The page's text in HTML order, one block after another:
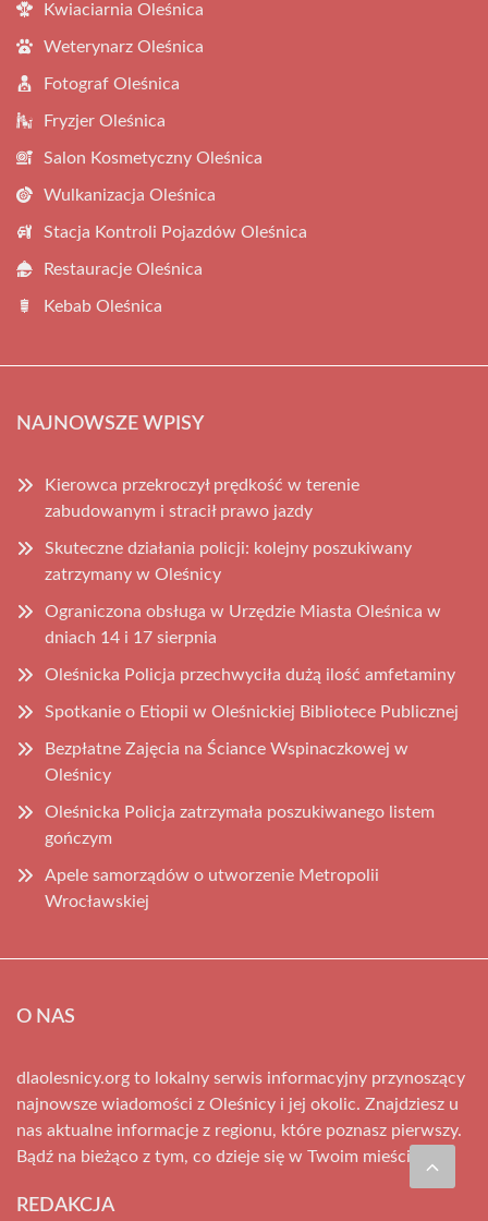
Kwiaciarnia Oleśnica
Weterynarz Oleśnica
Fotograf Oleśnica
Fryzjer Oleśnica
Salon Kosmetyczny Oleśnica
Wulkanizacja Oleśnica
Stacja Kontroli Pojazdów Oleśnica
Restauracje Oleśnica
Kebab Oleśnica
NAJNOWSZE WPISY
Kierowca przekroczył prędkość w terenie
zabudowanym i stracił prawo jazdy
Skuteczne działania policji: kolejny poszukiwany
zatrzymany w Oleśnicy
Ograniczona obsługa w Urzędzie Miasta Oleśnica w
dniach 14 i 17 sierpnia
Oleśnicka Policja przechwyciła dużą ilość amfetaminy
Spotkanie o Etiopii w Oleśnickiej Bibliotece Publicznej
Bezpłatne Zajęcia na Ściance Wspinaczkowej w
Oleśnicy
Oleśnicka Policja zatrzymała poszukiwanego listem
gończym
Apele samorządów o utworzenie Metropolii
Wrocławskiej
O NAS
dlaolesnicy.org to lokalny serwis informacyjny przynoszący
najnowsze wiadomości z Oleśnicy i jej okolic. Znajdziesz u
nas aktualne informacje z regionu, które poznasz pierwszy.
Bądź na bieżąco z tym, co dzieje się w Twoim mieście!
REDAKCJA